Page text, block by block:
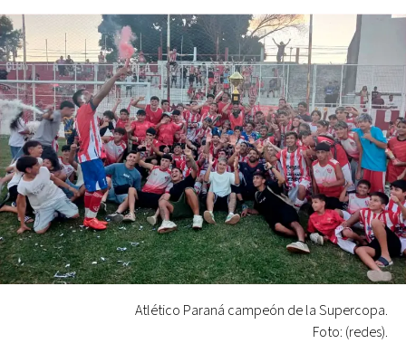
Atlético Paraná campeón de la Supercopa.
Foto: (redes).